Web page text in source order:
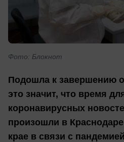
Фото: Блокнот
Подошла к завершению
это значит, что время
коронавирусных
произошли в
крае в связи с